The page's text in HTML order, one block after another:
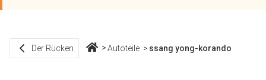
Der Rücken Autoteile ssang yong-korando